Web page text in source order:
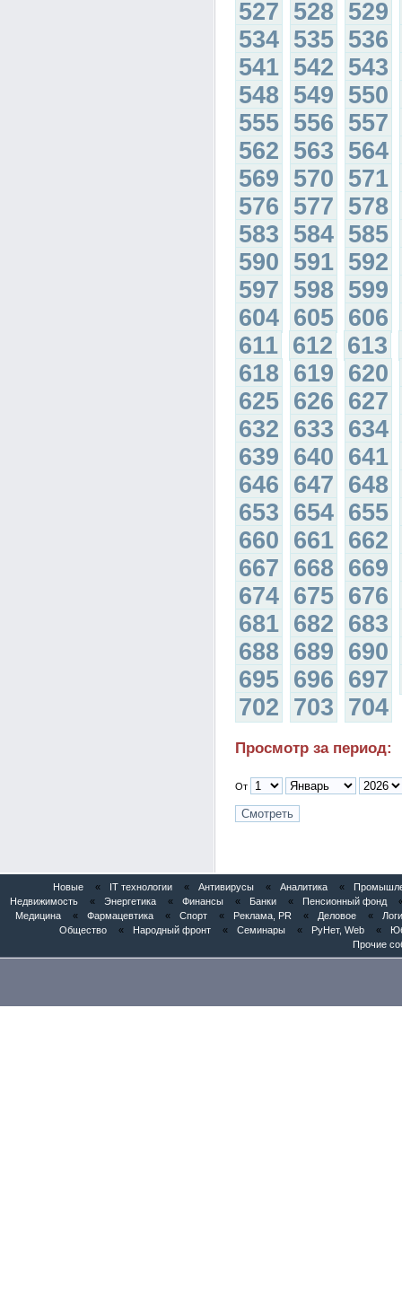
527 528 529
534 535 536
541 542 543
548 549 550
555 556 557
562 563 564
569 570 571
576 577 578
583 584 585
590 591 592
597 598 599
604 605 606
611 612 613
618 619 620
625 626 627
632 633 634
639 640 641
646 647 648
653 654 655
660 661 662
667 668 669
674 675 676
681 682 683
688 689 690
695 696 697
702 703 704
Просмотр за период:
От
Новые « IT технологии « Антивирусы « Аналитика «
Недвижимость
« Энергетика « Финансы « Банки « Пенсионный фонд
Медицина
« Фармацевтика « Спорт « Реклама, PR « Деловое «
Общество
« Народный фронт « Семинары « РуНет, Web «
Прочие